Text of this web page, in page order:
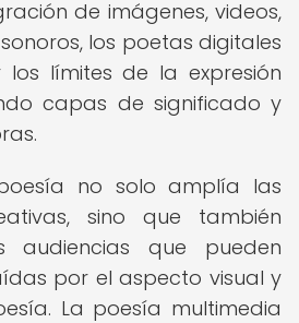
de imágenes, videos,
los poetas digitales
los límites de la expresión
capas de significado y
no solo amplía las
sino que también
que pueden
por el aspecto visual y
La poesía multimedia